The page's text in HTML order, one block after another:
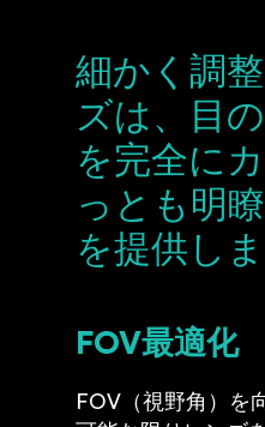
細かく調
ズは、目
を完全に
っとも明
を提供しま
FOV最適化
FOV（視野角）を